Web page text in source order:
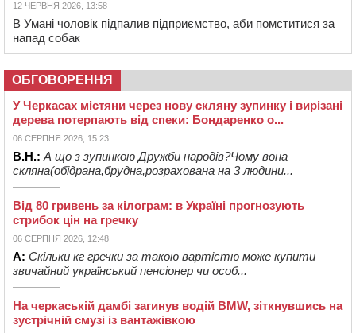
12 ЧЕРВНЯ 2026, 13:58
В Умані чоловік підпалив підприємство, аби помститися за
напад собак
ОБГОВОРЕННЯ
У Черкасах містяни через нову скляну зупинку і вирізані
дерева потерпають від спеки: Бондаренко о...
06 СЕРПНЯ 2026, 15:23
В.Н.: А що з зупинкою Дружби народів?Чому вона
скляна(обідрана,брудна,розрахована на 3 людини...
Від 80 гривень за кілограм: в Україні прогнозують
стрибок цін на гречку
06 СЕРПНЯ 2026, 12:48
А: Скільки кг гречки за такою вартістю може купити
звичайний український пенсіонер чи особ...
На черкаській дамбі загинув водій BMW, зіткнувшись на
зустрічній смузі із вантажівкою